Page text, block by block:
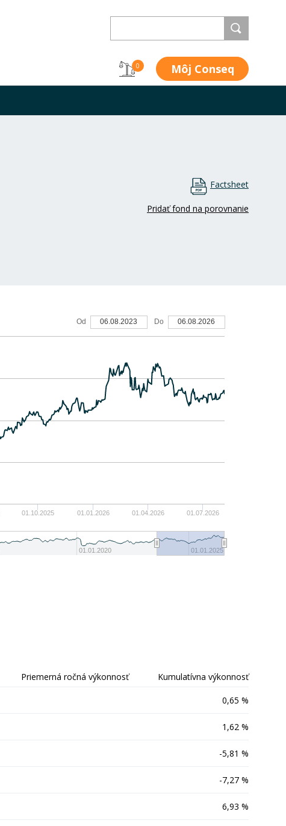
0 Môj Conseq
Factsheet
Pridať fond na porovnanie
01.10.2025 01.01.2026 01.04.2026 01.07.2026
01.01.2020 01.01.2025
Od 06.08.2023 Do 06.08.2026
Priemerná ročná výkonnosť Kumulatívna výkonnosť
0,65 %
1,62 %
-5,81 %
-7,27 %
6,93 %